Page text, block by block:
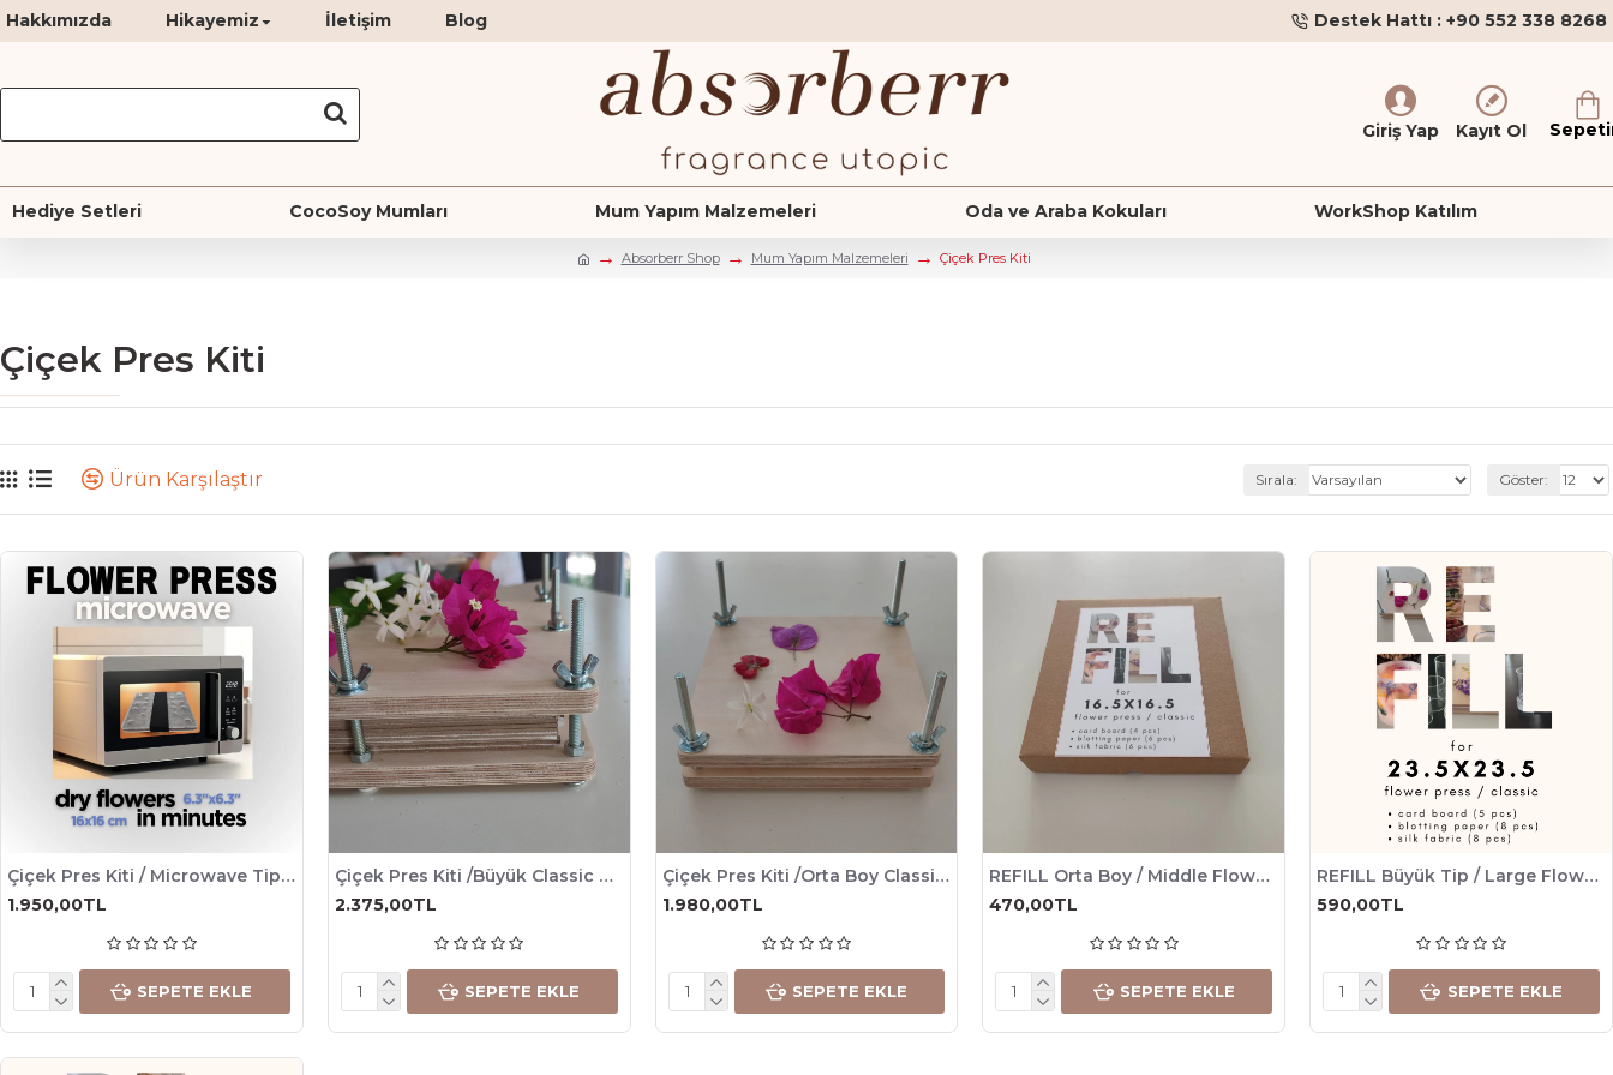
Hakkımızda Hikayemiz İletişim Blog Destek Hattı : +90 552 338 8268
Giriş Yap Kayıt Ol
Hediye Setleri CocoSoy Mumları Mum Yapım Malzemeleri Oda ve Araba Kokuları WorkShop Katılım
Absorberr Shop Mum Yapım Malzemeleri Çiçek Pres Kiti
Çiçek Pres Kiti
Ürün Karşılaştır Sırala: Göster:
Çiçek Pres Kiti / Microwave Tip / Flower Press - Microwave / 16x16cm / Full Set
1.950,00TL
SEPETE EKLE
Çiçek Pres Kiti /Büyük Classic Tip / Flower Press - Classic / 23.5x23.5cm / Full Set
2.375,00TL
SEPETE EKLE
Çiçek Pres Kiti /Orta Boy Classic Tip / Flower Press - Classic / 16.5x16.5cm / Full Set
1.980,00TL
SEPETE EKLE
REFILL Orta Boy / Middle Flower Press - Classic REFILL
470,00TL
SEPETE EKLE
REFILL Büyük Tip / Large Flower Press - Classic REFILL
590,00TL
SEPETE EKLE